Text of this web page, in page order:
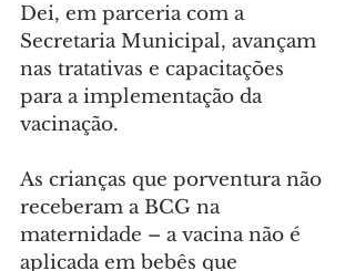
Dei, em parceria com a
Secretaria Municipal, avançam
nas tratativas e capacitações
para a implementação da
vacinação.
As crianças que porventura não
receberam a BCG na
maternidade – a vacina não é
aplicada em bebês que